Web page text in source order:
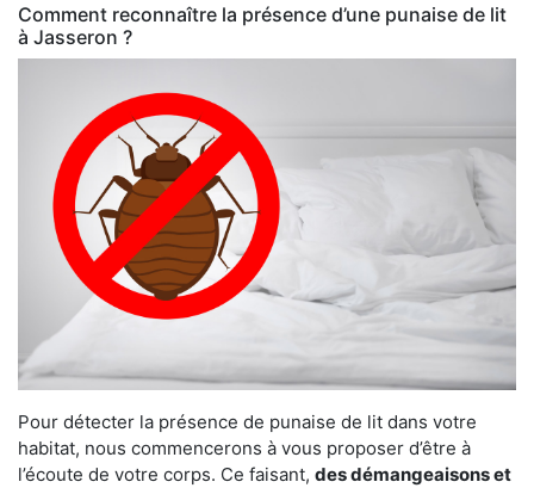
Comment reconnaître la présence d’une punaise de lit
à Jasseron ?
Pour détecter la présence de punaise de lit dans votre
habitat, nous commencerons à vous proposer d’être à
l’écoute de votre corps. Ce faisant, des démangeaisons et